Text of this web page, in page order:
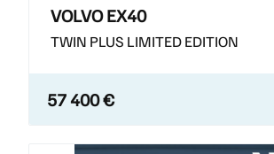
VOLVO EX40
TWIN PLUS LIMITED EDITION
57 400 €